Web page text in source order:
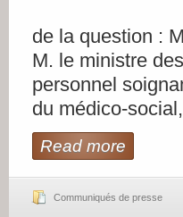
de la question :
M. le ministre
personnel
du médico-
Read more
Communiqués de presse